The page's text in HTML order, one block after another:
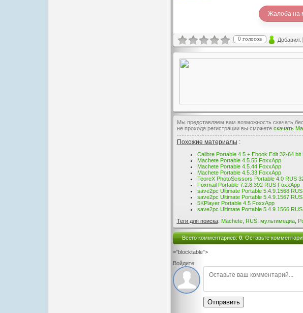
Жалоба на
0 голосов Добавил:
Мы представляем вам возможность скачать
не проходя регистрации вы сможете скачать
Похожие материалы :
Calibre Portable 4.5 + Ebook Edit 32-64 bit
Machete Portable 4.5.55 FoxxApp
Machete Portable 4.5.44 FoxxApp
Machete Portable 4.5.33 FoxxApp
TeoreX PhotoScissors Portable 4.0 RUS
Foxmail Portable 7.2.8.392 RUS FoxxApp
save2pc Ultimate Portable 5.4.9.1568
save2pc Ultimate Portable 5.4.9.1567
5KPlayer Portable 4.5 FoxxApp
save2pc Ultimate Portable 5.4.9.1566
Теги для поиска: Machete, RUS, мультимедиа,
Всего комментариев:0. Оставьте
="blocktable">
Войдите:
Отправить